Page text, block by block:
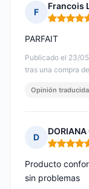
F
Francois
Nota: 5 de
Publicado el 23/
tras una compra
PARFAIT
Opinión traducida
D
DORIANA
Nota: 5 de
Producto
sin problemas